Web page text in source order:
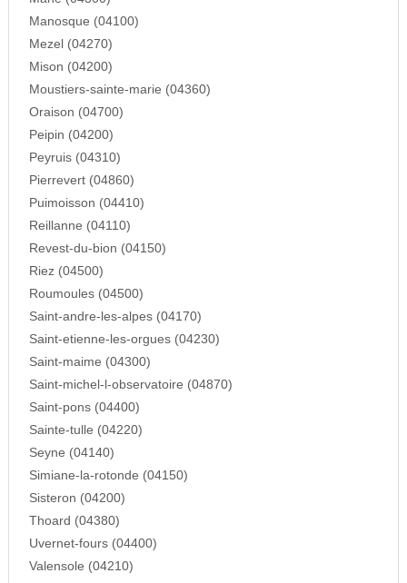
Manosque (04100)
Mezel (04270)
Mison (04200)
Moustiers-sainte-marie (04360)
Oraison (04700)
Peipin (04200)
Peyruis (04310)
Pierrevert (04860)
Puimoisson (04410)
Reillanne (04110)
Revest-du-bion (04150)
Riez (04500)
Roumoules (04500)
Saint-andre-les-alpes (04170)
Saint-etienne-les-orgues (04230)
Saint-maime (04300)
Saint-michel-l-observatoire (04870)
Saint-pons (04400)
Sainte-tulle (04220)
Seyne (04140)
Simiane-la-rotonde (04150)
Sisteron (04200)
Thoard (04380)
Uvernet-fours (04400)
Valensole (04210)